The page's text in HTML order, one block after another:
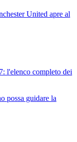
United apre al
l'elenco completo dei
possa guidare la